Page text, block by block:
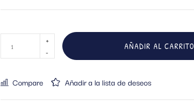
AÑADIR AL CARRITO
Compare Añadir a la lista de deseos